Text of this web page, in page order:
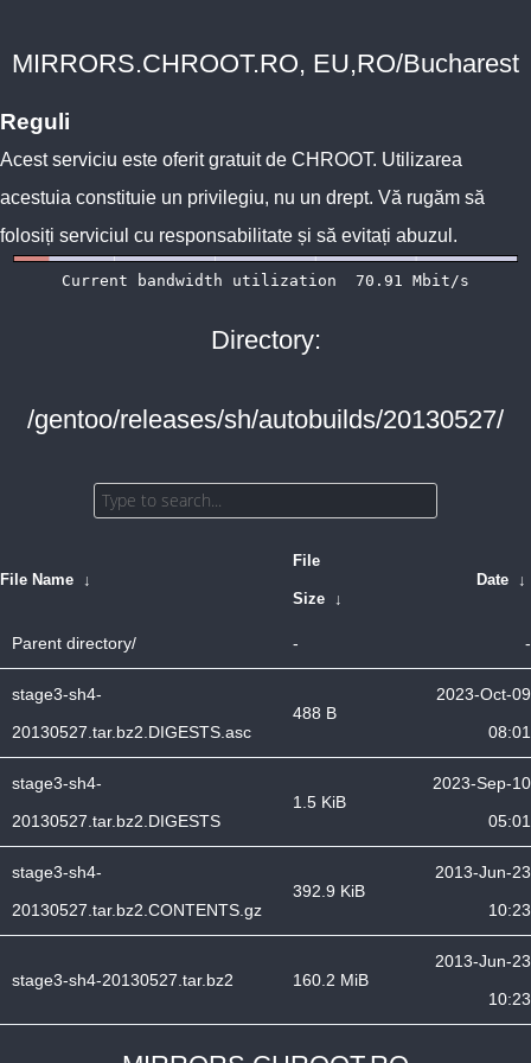
MIRRORS.CHROOT.RO, EU,RO/Bucharest
Reguli
Acest serviciu este oferit gratuit de CHROOT. Utilizarea
acestuia constituie un privilegiu, nu un drept. Vă rugăm să
folosiți serviciul cu responsabilitate și să evitați abuzul.
Directory:
/gentoo/releases/sh/autobuilds/20130527/
File Name ↓
File
Size ↓
Date ↓
Parent directory/ - -
stage3-sh4-
20130527.tar.bz2.DIGESTS.asc
488 B
2023-Oct-09
08:01
stage3-sh4-
20130527.tar.bz2.DIGESTS
1.5 KiB
2023-Sep-10
05:01
stage3-sh4-
20130527.tar.bz2.CONTENTS.gz
392.9 KiB
2013-Jun-23
10:23
stage3-sh4-20130527.tar.bz2 160.2 MiB
2013-Jun-23
10:23